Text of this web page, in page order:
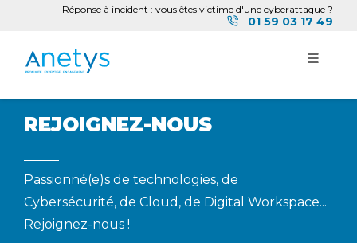
Réponse à incident : vous êtes victime d'une cyberattaque ?
01 59 03 17 49
REJOIGNEZ-NOUS
Passionné(e)s de technologies, de
Cybersécurité, de Cloud, de Digital Workspace...
Rejoignez-nous !